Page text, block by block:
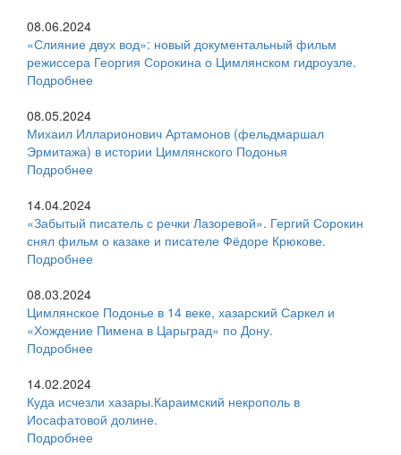
08.06.2024
«Слияние двух вод»: новый документальный фильм
режиссера Георгия Сорокина о Цимлянском гидроузле.
Подробнее
08.05.2024
Михаил Илларионович Артамонов (фельдмаршал
Эрмитажа) в истории Цимлянского Подонья
Подробнее
14.04.2024
«Забытый писатель с речки Лазоревой». Гергий Сорокин
снял фильм о казаке и писателе Фёдоре Крюкове.
Подробнее
08.03.2024
Цимлянское Подонье в 14 веке, хазарский Саркел и
«Хождение Пимена в Царьград» по Дону.
Подробнее
14.02.2024
Куда исчезли хазары.Караимский некрополь в
Иосафатовой долине.
Подробнее